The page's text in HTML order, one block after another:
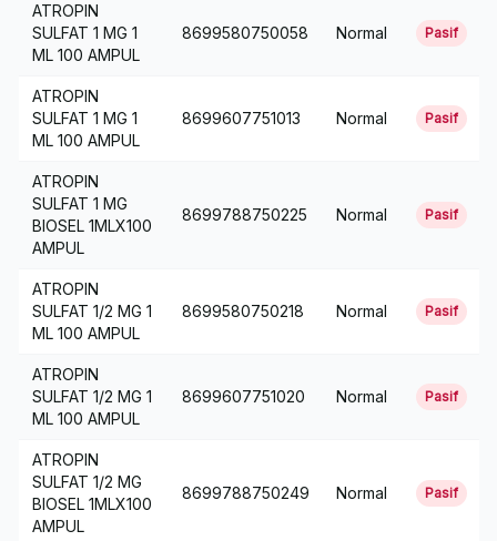
ATROPIN
SULFAT 1 MG 1
ML 100 AMPUL
8699580750058 Normal Pasif
ATROPIN
SULFAT 1 MG 1
ML 100 AMPUL
8699607751013 Normal Pasif
ATROPIN
SULFAT 1 MG
BIOSEL 1MLX100
AMPUL
8699788750225 Normal Pasif
ATROPIN
SULFAT 1/2 MG 1
ML 100 AMPUL
8699580750218 Normal Pasif
ATROPIN
SULFAT 1/2 MG 1
ML 100 AMPUL
8699607751020 Normal Pasif
ATROPIN
SULFAT 1/2 MG
BIOSEL 1MLX100
AMPUL
8699788750249 Normal Pasif